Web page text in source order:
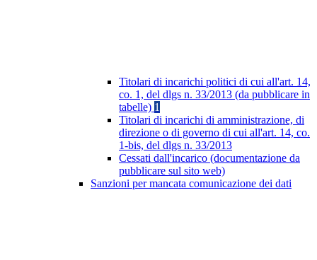
Titolari di incarichi politici di cui all'art. 14,
co. 1, del dlgs n. 33/2013 (da pubblicare in
tabelle) 1
Titolari di incarichi di amministrazione, di
direzione o di governo di cui all'art. 14, co.
1-bis, del dlgs n. 33/2013
Cessati dall'incarico (documentazione da
pubblicare sul sito web)
Sanzioni per mancata comunicazione dei dati